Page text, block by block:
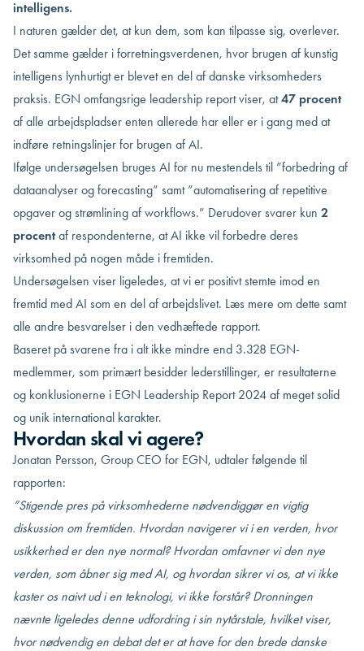
intelligens.
I naturen gælder det, at kun dem, som kan tilpasse sig, overlever.
Det samme gælder i forretningsverdenen, hvor brugen af kunstig
intelligens lynhurtigt er blevet en del af danske virksomheders
praksis. EGN omfangsrige leadership report viser, at47 procent
af alle arbejdspladser enten allerede har eller er i gang med at
indføre retningslinjer for brugen af AI.
Ifølge undersøgelsen bruges AI for nu mestendels til ”forbedring af
dataanalyser og forecasting” samt ”automatisering af repetitive
opgaver og strømlining af workflows.” Derudover svarer kun 2
procentaf respondenterne, at AI ikke vil forbedre deres
virksomhed på nogen måde i fremtiden.
Undersøgelsen viser ligeledes, at vi er positivt stemte imod en
fremtid med AI som en del af arbejdslivet. Læs mere om dette samt
alle andre besvarelser i den vedhæftede rapport.
Baseret på svarene fra i alt ikke mindre end 3.328 EGN-
medlemmer, som primært besidder lederstillinger, er resultaterne
og konklusionerne i EGN Leadership Report 2024 af meget solid
og unik international karakter.
Hvordan skal vi agere?
Jonatan Persson, Group CEO for EGN, udtaler følgende til
rapporten:
”Stigende pres på virksomhederne nødvendiggør en vigtig
diskussion om fremtiden. Hvordan navigerer vi i en verden, hvor
usikkerhed er den nye normal? Hvordan omfavner vi den nye
verden, som åbner sig med AI, og hvordan sikrer vi os, at vi ikke
kaster os naivt ud i en teknologi, vi ikke forstår? Dronningen
nævnte ligeledes denne udfordring i sin nytårstale, hvilket viser,
hvor nødvendig en debat det er at have for den brede danske